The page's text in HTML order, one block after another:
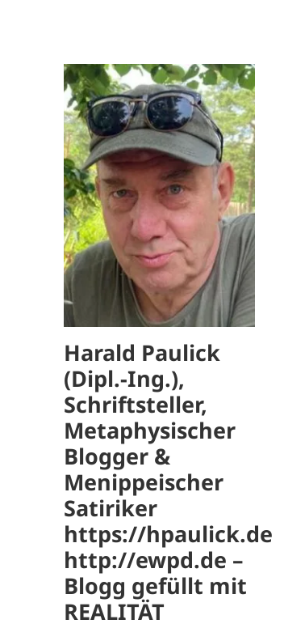
Harald Paulick
(Dipl.-Ing.),
Schriftsteller,
Metaphysischer
Blogger &
Menippeischer
Satiriker
https://hpaulick.de
http://ewpd.de –
Blogg gefüllt mit
REALITÄT